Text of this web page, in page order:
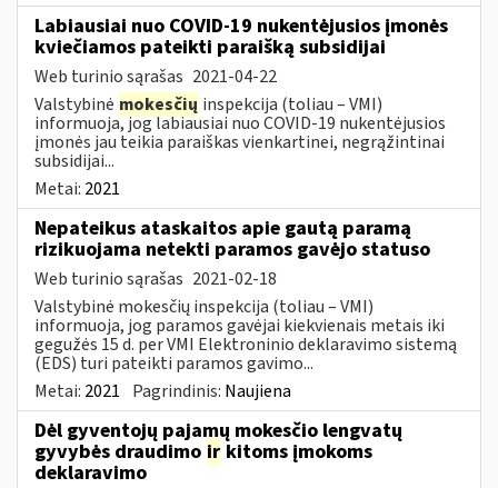
Labiausiai nuo COVID-19 nukentėjusios įmonės
kviečiamos pateikti paraišką subsidijai
Web turinio sąrašas 2021-04-22
Valstybinė mokesčių inspekcija (toliau – VMI)
informuoja, jog labiausiai nuo COVID-19 nukentėjusios
įmonės jau teikia paraiškas vienkartinei, negrąžintinai
subsidijai...
Metai: 2021
Nepateikus ataskaitos apie gautą paramą
rizikuojama netekti paramos gavėjo statuso
Web turinio sąrašas 2021-02-18
Valstybinė mokesčių inspekcija (toliau – VMI)
informuoja, jog paramos gavėjai kiekvienais metais iki
gegužės 15 d. per VMI Elektroninio deklaravimo sistemą
(EDS) turi pateikti paramos gavimo...
Metai: 2021 Pagrindinis: Naujiena
Dėl gyventojų pajamų mokesčio lengvatų
gyvybės draudimo ir kitoms įmokoms
deklaravimo